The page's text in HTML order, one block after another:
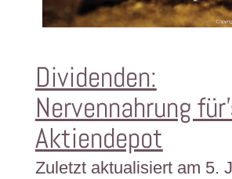
Dividenden:
Nervennahrung
Aktiendepot
Zuletzt aktualisiert am 5.